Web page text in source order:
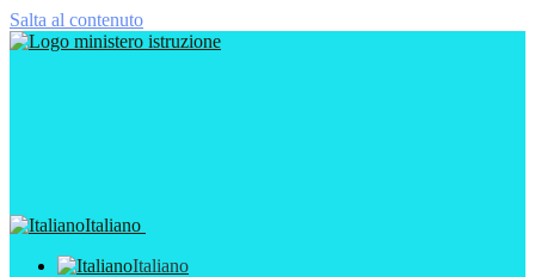
Salta al contenuto
Italiano
Italiano